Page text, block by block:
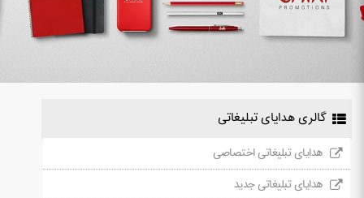
گالری هدایای تبلیغاتی
هدایای تبلیغاتی اختصاصی
هدایای تبلیغاتی جدید